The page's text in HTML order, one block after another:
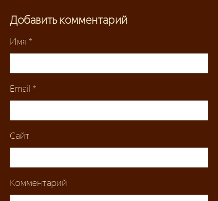
Добавить комментарий
Имя *
Email *
Сайт
Комментарий